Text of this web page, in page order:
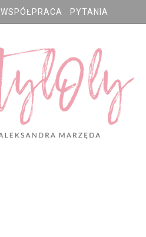
WSPÓŁPRACA PYTANIA